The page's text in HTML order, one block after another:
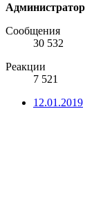
Администратор
Сообщения
30 532
Реакции
7 521
12.01.2019